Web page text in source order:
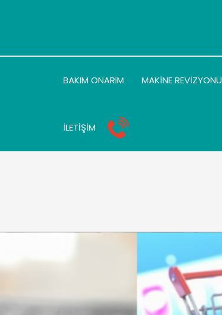
BAKIM ONARIM MAKİNE REVİZYONU
İLETİŞİM